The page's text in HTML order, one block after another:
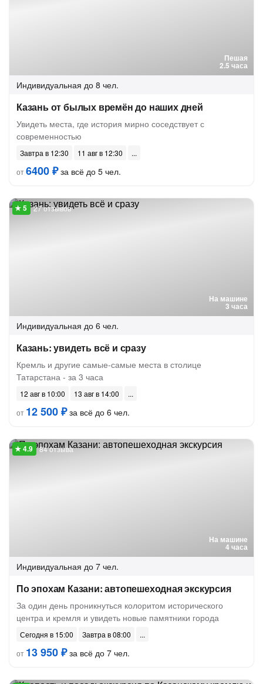
Пешая
2.5 часа
Индивидуальная до 8 чел.
Казань от былых времён до наших дней
Увидеть места, где история мирно соседствует с
современностью
Завтра в 12:30
11 авг в 12:30
от6400 ₽за всё до 5 чел.
На машине
3 часа
27 отзывов
Индивидуальная до 6 чел.
Казань: увидеть всё и сразу
Кремль и другие самые-самые места в столице
Татарстана - за 3 часа
12 авг в 10:00
13 авг в 14:00
от 12 500 ₽за всё до 6 чел.
На машине
4 часа
84 отзыва
Индивидуальная до 7 чел.
По эпохам Казани: автопешеходная экскурсия
За один день проникнуться колоритом исторического
центра и кремля и увидеть новые памятники города
Сегодня в 15:00
Завтра в 08:00
от 13 950 ₽за всё до 7 чел.